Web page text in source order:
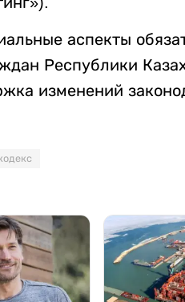
аспекты
Республики
изменений